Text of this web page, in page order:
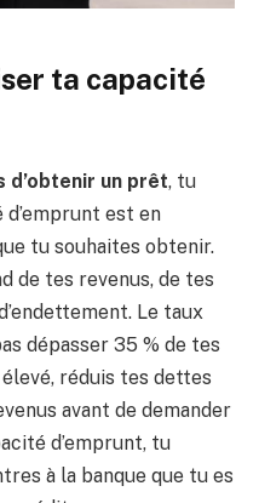
ta capacité
d’obtenir un prêt, tu
d’emprunt est en
tu souhaites obtenir.
de tes revenus, de tes
Le taux
dépasser 35 % de tes
réduis tes dettes
avant de demander
d’emprunt, tu
à la banque que tu es